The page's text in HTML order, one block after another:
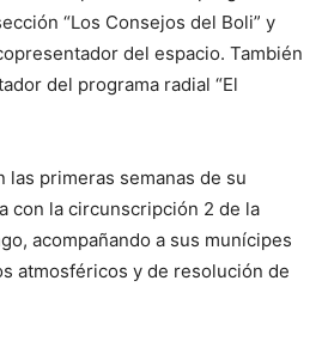
“Los Consejos del Boli” y
del espacio. También
del programa radial “El
las primeras semanas de su
con la circunscripción 2 de la
acompañando a sus munícipes
atmosféricos y de resolución de